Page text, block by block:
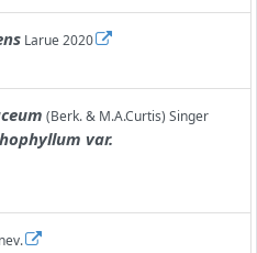
Larue 2020
(Berk. & M.A.Curtis) Singer
var.